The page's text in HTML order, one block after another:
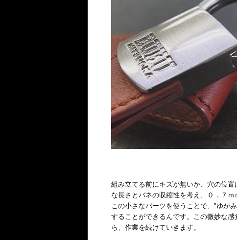
組み立てる前にキズが無いか、穴の位
な長さとバネの収縮性を考え、０．７
この小さなパーツを使うことで、”ゆが
することができるんです。この微妙な
ら、作業を続けていきます。